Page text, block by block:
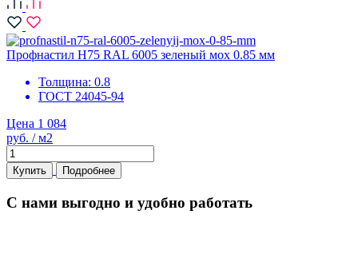
Профнастил Н75 RAL 6005 зеленый мох 0.85 мм
Толщина: 0.8
ГОСТ 24045-94
Цена 1 084
руб. / м2
Купить Подробнее
С нами выгодно и удобно работать